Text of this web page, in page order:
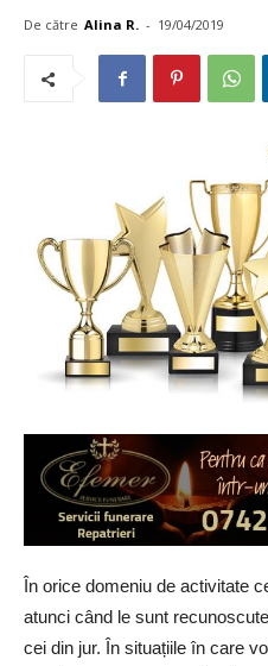
De către Alina R. - 19/04/2019
În orice domeniu de activitate
atunci când le sunt
cei din jur. În situațiile în care